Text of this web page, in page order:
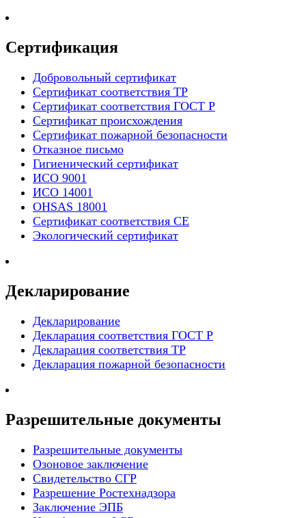
Сертификация
Добровольный сертификат
Сертификат соответствия ТР
Сертификат соответствия ГОСТ Р
Сертификат происхождения
Сертификат пожарной безопасности
Отказное письмо
Гигиенический сертификат
ИСО 9001
ИСО 14001
OHSAS 18001
Сертификат соответствия СЕ
Экологический сертификат
Декларирование
Декларирование
Декларация соответствия ГОСТ Р
Декларация соответствия ТР
Декларация пожарной безопасности
Разрешительные документы
Разрешительные документы
Озоновое заключение
Свидетельство СГР
Разрешение Ростехнадзора
Заключение ЭПБ